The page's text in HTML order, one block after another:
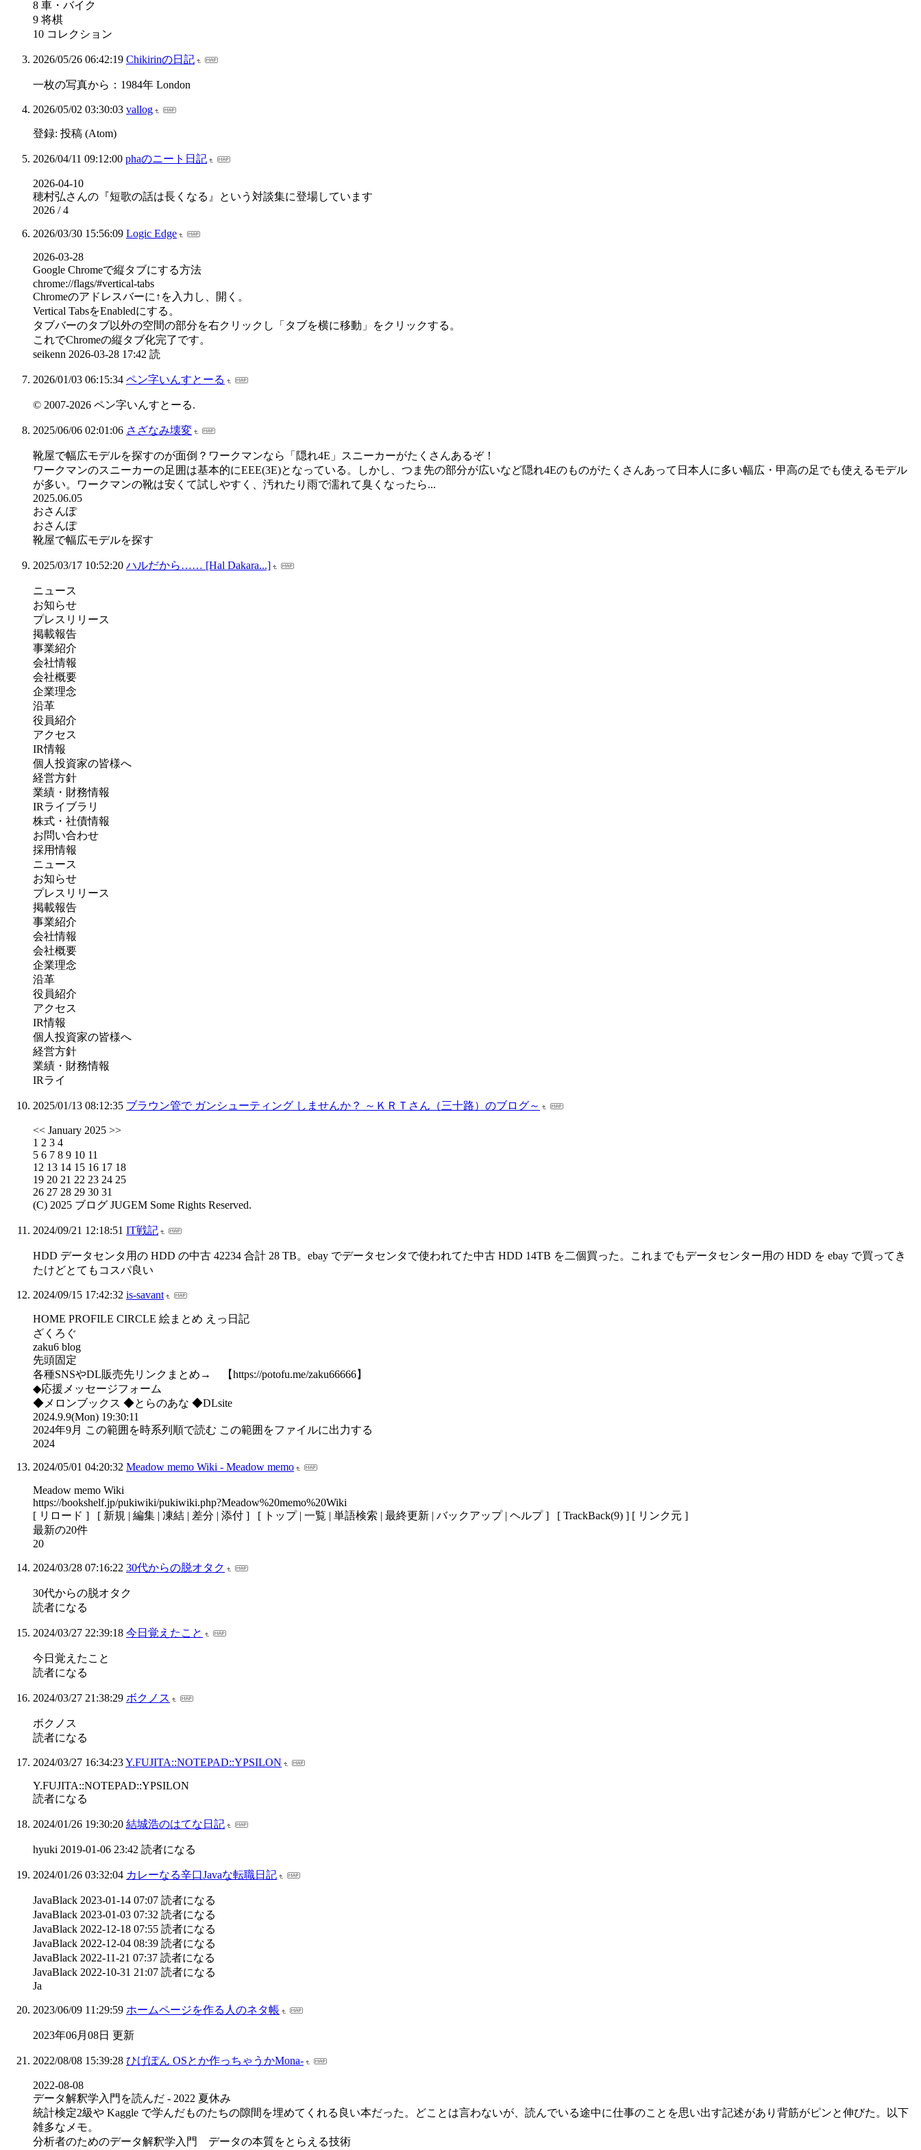
8 車・バイク
9 将棋
10 コレクション
2026/05/26 06:42:19 Chikirinの日記
一枚の写真から：1984年 London
2026/05/02 03:30:03 vallog
登録: 投稿 (Atom)
2026/04/11 09:12:00 phaのニート日記
2026-04-10
穂村弘さんの『短歌の話は長くなる』という対談集に登場しています
2026 / 4
2026/03/30 15:56:09 Logic Edge
2026-03-28
Google Chromeで縦タブにする方法
chrome://flags/#vertical-tabs
Chromeのアドレスバーに↑を入力し、開く。
Vertical TabsをEnabledにする。
タブバーのタブ以外の空間の部分を右クリックし「タブを横に移動」をクリックする。
これでChromeの縦タブ化完了です。
seikenn 2026-03-28 17:42 読
2026/01/03 06:15:34 ペン字いんすとーる
© 2007-2026 ペン字いんすとーる.
2025/06/06 02:01:06 さざなみ壊変
靴屋で幅広モデルを探すのが面倒？ワークマンなら「隠れ4E」スニーカーがたくさんあるぞ！
ワークマンのスニーカーの足囲は基本的にEEE(3E)となっている。しかし、つま先の部分が広いなど隠れ4Eのものがたくさんあって日本人に多い幅広・甲高の足でも使えるモデル
が多い。ワークマンの靴は安くて試しやすく、汚れたり雨で濡れて臭くなったら...
2025.06.05
おさんぽ
おさんぽ
靴屋で幅広モデルを探す
2025/03/17 10:52:20 ハルだから…… [Hal Dakara...]
ニュース
お知らせ
プレスリリース
掲載報告
事業紹介
会社情報
会社概要
企業理念
沿革
役員紹介
アクセス
IR情報
個人投資家の皆様へ
経営方針
業績・財務情報
IRライブラリ
株式・社債情報
お問い合わせ
採用情報
ニュース
お知らせ
プレスリリース
掲載報告
事業紹介
会社情報
会社概要
企業理念
沿革
役員紹介
アクセス
IR情報
個人投資家の皆様へ
経営方針
業績・財務情報
IRライ
2025/01/13 08:12:35 ブラウン管で ガンシューティング しませんか？ ～ＫＲＴさん（三十路）のブログ～
<< January 2025 >>
1 2 3 4
5 6 7 8 9 10 11
12 13 14 15 16 17 18
19 20 21 22 23 24 25
26 27 28 29 30 31
(C) 2025 ブログ JUGEM Some Rights Reserved.
2024/09/21 12:18:51 IT戦記
HDD データセンタ用の HDD の中古 42234 合計 28 TB。ebay でデータセンタで使われてた中古 HDD 14TB を二個買った。これまでもデータセンター用の HDD を ebay で買ってき
たけどとてもコスパ良い
2024/09/15 17:42:32 is-savant
HOME PROFILE CIRCLE 絵まとめ えっ日記
ざくろぐ
zaku6 blog
先頭固定
各種SNSやDL販売先リンクまとめ→ 【https://potofu.me/zaku66666】
◆応援メッセージフォーム
◆メロンブックス ◆とらのあな ◆DLsite
2024.9.9(Mon) 19:30:11
2024年9月 この範囲を時系列順で読む この範囲をファイルに出力する
2024
2024/05/01 04:20:32 Meadow memo Wiki - Meadow memo
Meadow memo Wiki
https://bookshelf.jp/pukiwiki/pukiwiki.php?Meadow%20memo%20Wiki
[ リロード ] [ 新規 | 編集 | 凍結 | 差分 | 添付 ] [ トップ | 一覧 | 単語検索 | 最終更新 | バックアップ | ヘルプ ] [ TrackBack(9) ] [ リンク元 ]
最新の20件
20
2024/03/28 07:16:22 30代からの脱オタク
30代からの脱オタク
読者になる
2024/03/27 22:39:18 今日覚えたこと
今日覚えたこと
読者になる
2024/03/27 21:38:29 ボクノス
ボクノス
読者になる
2024/03/27 16:34:23Y.FUJITA::NOTEPAD::YPSILON
Y.FUJITA::NOTEPAD::YPSILON
読者になる
2024/01/26 19:30:20 結城浩のはてな日記
hyuki 2019-01-06 23:42 読者になる
2024/01/26 03:32:04 カレーなる辛口Javaな転職日記
JavaBlack 2023-01-14 07:07 読者になる
JavaBlack 2023-01-03 07:32 読者になる
JavaBlack 2022-12-18 07:55 読者になる
JavaBlack 2022-12-04 08:39 読者になる
JavaBlack 2022-11-21 07:37 読者になる
JavaBlack 2022-10-31 21:07 読者になる
Ja
2023/06/09 11:29:59 ホームページを作る人のネタ帳
2023年06月08日 更新
2022/08/08 15:39:28 ひげぽん OSとか作っちゃうかMona-
2022-08-08
データ解釈学入門を読んだ - 2022 夏休み
統計検定2級や Kaggle で学んだものたちの隙間を埋めてくれる良い本だった。どことは言わないが、読んでいる途中に仕事のことを思い出す記述があり背筋がピンと伸びた。以下
雑多なメモ。
分析者のためのデータ解釈学入門 データの本質をとらえる技術